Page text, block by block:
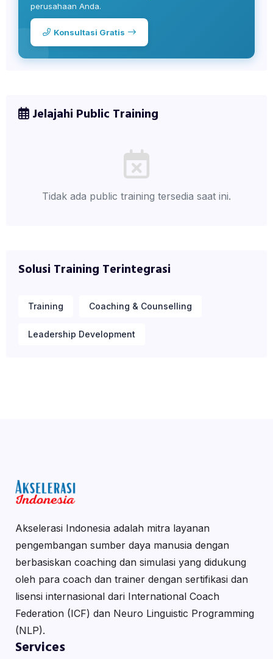
perusahaan Anda.
Konsultasi Gratis
Jelajahi Public Training
Tidak ada public training tersedia saat ini.
Solusi Training Terintegrasi
Training Coaching & Counselling
Leadership Development
Akselerasi Indonesia adalah mitra layanan
pengembangan sumber daya manusia dengan
berbasiskan coaching dan simulasi yang didukung
oleh para coach dan trainer dengan sertifikasi dan
lisensi internasional dari International Coach
Federation (ICF) dan Neuro Linguistic Programming
(NLP).
Services